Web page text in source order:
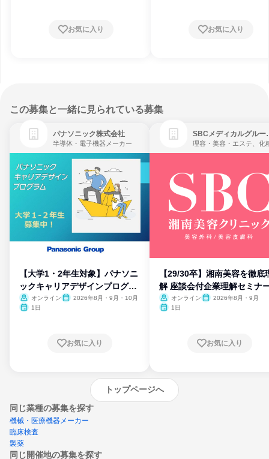
お気に入り お気に入り
この募集と一緒に見られている募集
パナソニック株式会社
半導体・電子機器メーカー
【大学1・2年生対象】パナソニ
ックキャリアデザインプログラ
ム
オンライン
2026年8月・9月・10月
1日
お気に入り
SBCメ
【29/30卒】湘南美容を徹底
解 座談会付企業理解セミナ
オンライン
2026年8月・9月
1日
お気に入り
トップページへ
同じ業種の募集を探す
機械・医療機器メーカー
臨床検査
製薬
同じ開催地の募集を探す